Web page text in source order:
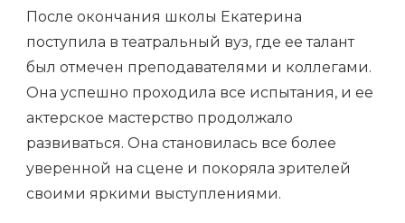
После окончания школы Екатерина
поступила в театральный вуз, где ее талант
был отмечен преподавателями и коллегами.
Она успешно проходила все испытания, и ее
актерское мастерство продолжало
развиваться. Она становилась все более
уверенной на сцене и покоряла зрителей
своими яркими выступлениями.